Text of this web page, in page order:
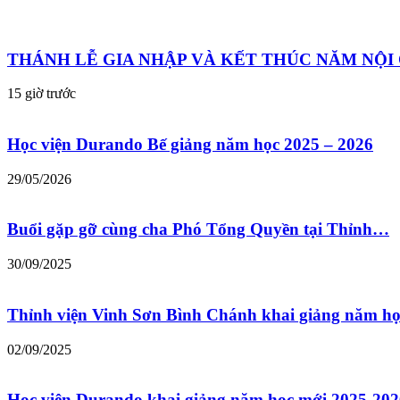
THÁNH LỄ GIA NHẬP VÀ KẾT THÚC NĂM
15 giờ trước
Học viện Durando Bế giảng năm học 2025 – 2026
29/05/2026
Buổi gặp gỡ cùng cha Phó Tổng Quyền tại Thỉnh…
30/09/2025
Thỉnh viện Vinh Sơn Bình Chánh khai giảng năm
02/09/2025